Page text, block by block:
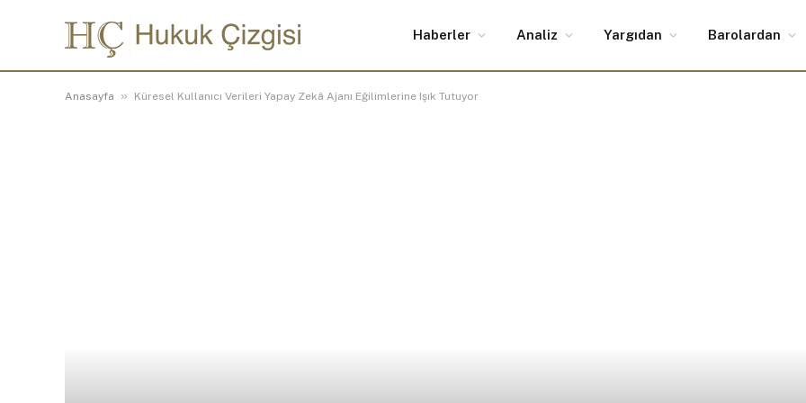
Haberler Analiz Yargıdan Barolardan
Anasayfa » Küresel Kullanıcı Verileri Yapay Zekâ Ajanı Eğilimlerine Işık Tutuyor